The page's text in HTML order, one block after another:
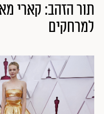
תור הזהב: קארי
למרחקים